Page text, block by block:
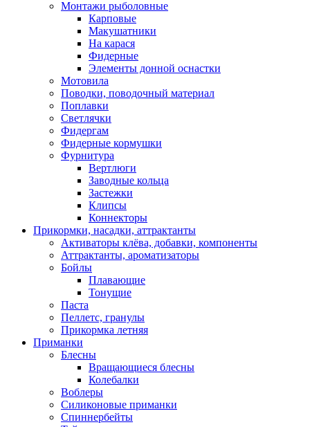
Монтажи рыболовные
Карповые
Макушатники
На карася
Фидерные
Элементы донной оснастки
Мотовила
Поводки, поводочный материал
Поплавки
Светлячки
Фидергам
Фидерные кормушки
Фурнитура
Вертлюги
Заводные кольца
Застежки
Клипсы
Коннекторы
Прикормки, насадки, аттрактанты
Активаторы клёва, добавки, компоненты
Аттрактанты, ароматизаторы
Бойлы
Плавающие
Тонущие
Паста
Пеллетс, гранулы
Прикормка летняя
Приманки
Блесны
Вращающиеся блесны
Колебалки
Воблеры
Силиконовые приманки
Спиннербейты